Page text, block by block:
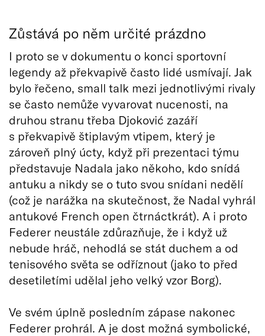
Zůstává po něm určité prázdno
I proto se v dokumentu o konci sportovní
legendy až překvapivě často lidé usmívají. Jak
bylo řečeno, small talk mezi jednotlivými rivaly
se často nemůže vyvarovat nucenosti, na
druhou stranu třeba Djoković zazáří
s překvapivě štiplavým vtipem, který je
zároveň plný úcty, když při prezentaci týmu
představuje Nadala jako někoho, kdo snídá
antuku a nikdy se o tuto svou snídani nedělí
(což je narážka na skutečnost, že Nadal vyhrál
antukové French open čtrnáctkrát). A i proto
Federer neustále zdůrazňuje, že i když už
nebude hráč, nehodlá se stát duchem a od
tenisového světa se odříznout (jako to před
desetiletími udělal jeho velký vzor Borg).
Ve svém úplně posledním zápase nakonec
Federer prohrál. A je dost možná symbolické,